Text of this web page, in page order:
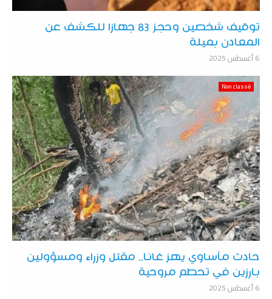
توقيف شخصين وحجز 83 جهازا للكشف عن
المعادن بميلة
6 أغسطس 2025
Non classé
حادث مأساوي يهز غانا.. مقتل وزراء ومسؤولين
بارزين في تحطم مروحية
6 أغسطس 2025